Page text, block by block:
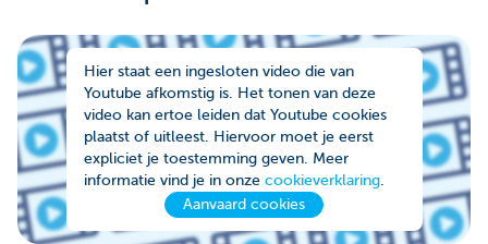
Hier staat een ingesloten video die van
Youtube afkomstig is. Het tonen van deze
video kan ertoe leiden dat Youtube cookies
plaatst of uitleest. Hiervoor moet je eerst
expliciet je toestemming geven. Meer
informatie vind je in onze cookieverklaring.
Aanvaard cookies